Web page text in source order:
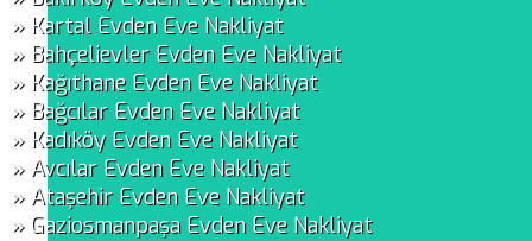
» Kartal Evden Eve Nakliyat
» Bahçelievler Evden Eve Nakliyat
» Kağıthane Evden Eve Nakliyat
» Bağcılar Evden Eve Nakliyat
» Kadıköy Evden Eve Nakliyat
» Avcılar Evden Eve Nakliyat
» Ataşehir Evden Eve Nakliyat
» Gaziosmanpaşa Evden Eve Nakliyat